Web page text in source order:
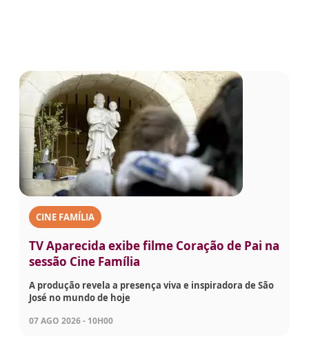
CINE FAMÍLIA
TV Aparecida exibe filme Coração de Pai na
sessão Cine Família
A produção revela a presença viva e inspiradora de São
José no mundo de hoje
07 AGO 2026 - 10H00